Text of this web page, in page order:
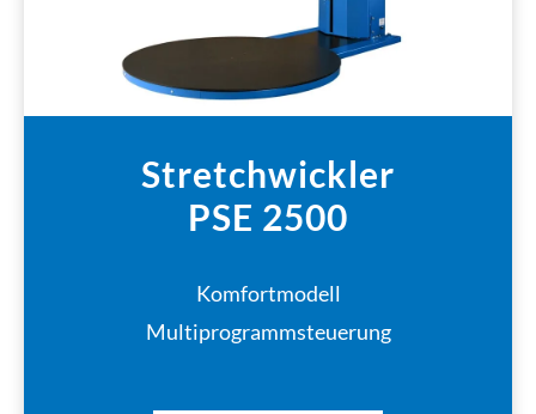
Stretchwickler
PSE 2500
Komfortmodell
Multiprogrammsteuerung